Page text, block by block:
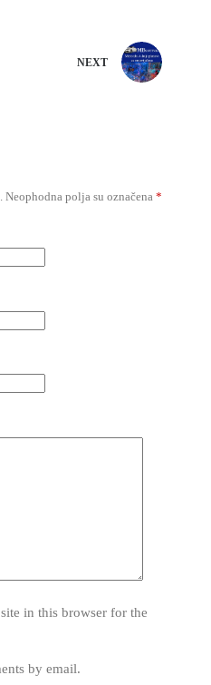
NEXT
Neophodna polja su označena *
in this browser for the
by email.